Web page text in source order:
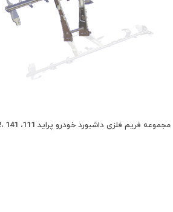
مجموعه فریم فلزی داشبورد خودرو پراید 111، 141 ،132